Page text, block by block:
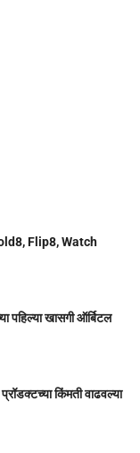
Flip8, Watch
पहिल्या खासगी ऑर्बिटल
किंमती वाढवल्या